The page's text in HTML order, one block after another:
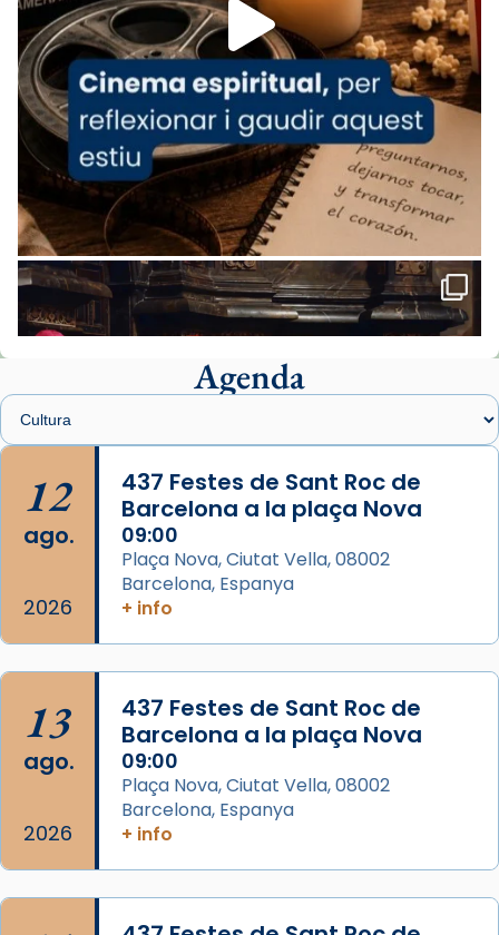
comitè organitzador de la visita apostòlica
del Sant Pare Lleó XIV a Barcelona, i als
col·laboradors, a la Catedral de Barcelona.
L’arquebisbe de Barcelona, el cardenal Joan
Josep Omella, ha presidit la missa i l’ha
concelebrat el bisbe auxiliar de Barcelona,
Mons. David Abadías.
📸 Dr. G. Simón
Foto
View on Facebook Share
Arquebisbat de Barcelona
1 week ago
Memòria de les santes Juliana i
Semproniana, verges i màrtirs.
Acompanyant la història de sant Cugat, a
partir de l’Edat Mitjana sorgeix la tradició
que les santes Juliana (“relatiu a Júlia”) i
Semproniana (“relatiu a Semprònia =
eterna”) són deixebles seves. I l’any 1667, el
frare Joan Gaspar Roig, afirma en una obra
que les santes són filles de l’antiga Iluro.
Mataró en reivindicarà les relíq
... Ver más
Foto
View on Facebook Share
Arquebisbat de Barcelona
Jaume, fill de Zebedeu, és juntament amb el
Agenda
12
ago.
2026
437 Festes de Sant Roc de
Barcelona a la plaça Nova
09:00
Plaça Nova, Ciutat Vella, 08002
Barcelona, Espanya
+ info
13
ago.
2026
437 Festes de Sant Roc de
Barcelona a la plaça Nova
09:00
Plaça Nova, Ciutat Vella, 08002
Barcelona, Espanya
+ info